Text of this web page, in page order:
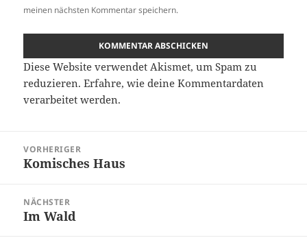
meinen nächsten Kommentar speichern.
Diese Website verwendet Akismet, um Spam zu
reduzieren.Erfahre, wie deine Kommentardaten
verarbeitet werden.
VORHERIGER
Vorheriger
Komisches Haus
NÄCHSTER
Nächster
Im Wald